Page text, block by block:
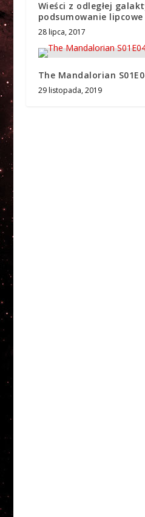
Wieści z odległej
podsumowanie lipcowe
28 lipca, 2017
The Mandalorian
29 listopada, 2019